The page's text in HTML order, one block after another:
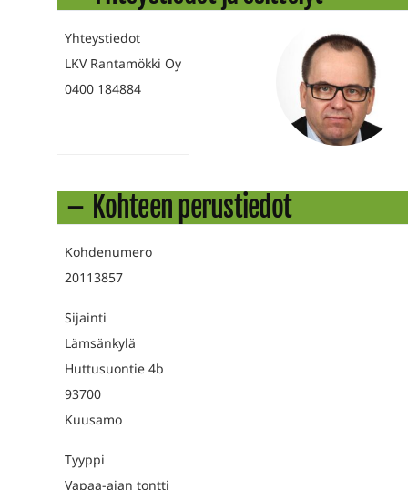
Yhteystiedot
LKV Rantamökki Oy
0400 184884
Kohteen perustiedot
Kohdenumero
20113857
Sijainti
Lämsänkylä
Huttusuontie 4b
93700
Kuusamo
Tyyppi
Vapaa-ajan tontti